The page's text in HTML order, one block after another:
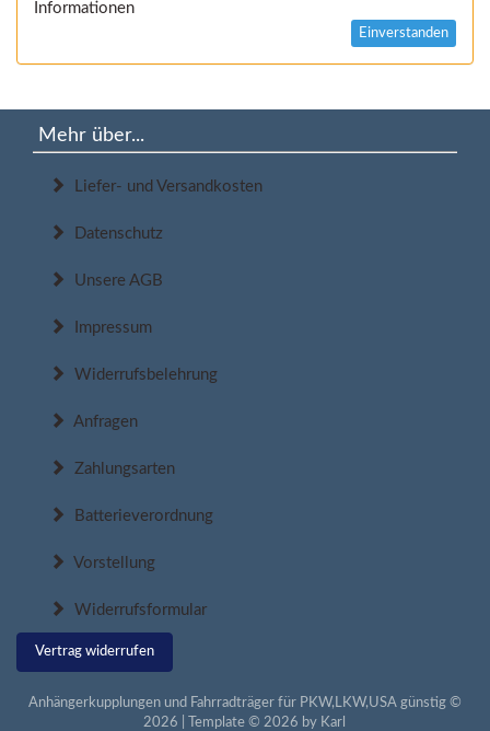
Informationen
Einverstanden
Mehr über...
Liefer- und Versandkosten
Datenschutz
Unsere AGB
Impressum
Widerrufsbelehrung
Anfragen
Zahlungsarten
Batterieverordnung
Vorstellung
Widerrufsformular
Vertrag widerrufen
Anhängerkupplungen und Fahrradträger für PKW,LKW,USA günstig ©
2026 | Template © 2026 by Karl